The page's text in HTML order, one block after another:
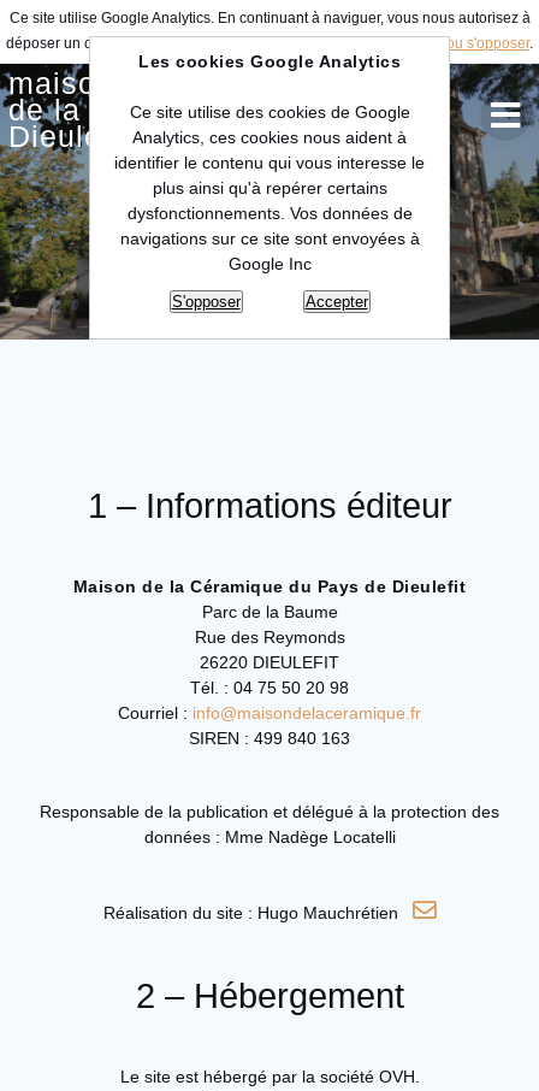
Les cookies Google Analytics
Ce site utilise des cookies de Google
Analytics, ces cookies nous aident à
identifier le contenu qui vous interesse le
plus ainsi qu'à repérer certains
dysfonctionnements. Vos données de
navigations sur ce site sont envoyées à
Google Inc
S'opposer Accepter
Ce site utilise Google Analytics. En continuant à naviguer, vous nous autorisez à
déposer un cookie à des fins de mesure d'audience.
En savoir plus ou s'opposer.
maison
de la céramique
Dieulefit
Mentions légales
1 – Informations éditeur
Maison de la Céramique du Pays de Dieulefit
Parc de la Baume
Rue des Reymonds
26220 DIEULEFIT
Tél. : 04 75 50 20 98
Courriel : info@maisondelaceramique.fr
SIREN : 499 840 163
Responsable de la publication et délégué à la protection des
données : Mme Nadège Locatelli
Réalisation du site : Hugo Mauchrétien
2 – Hébergement
Le site est hébergé par la société OVH.